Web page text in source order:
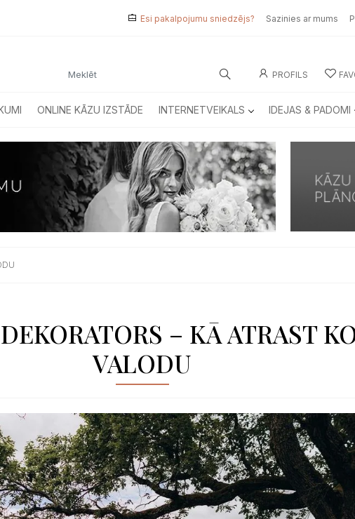
Esi pakalpojumu sniedzējs? Sazinies ar mums
PROFILS
ONLINE KĀZU IZSTĀDE INTERNETVEIKALS IDEJAS & PADOMI
– KĀ ATRAST
VALODU